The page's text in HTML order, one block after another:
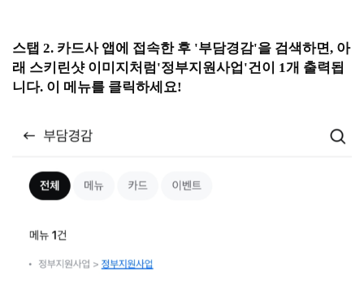
스탭 2. 카드사 앱에 접속한 후 '부담경감'을 검색하면, 아
래 스키린샷 이미지처럼'정부지원사업'건이 1개 출력됩
니다. 이 메뉴를 클릭하세요!